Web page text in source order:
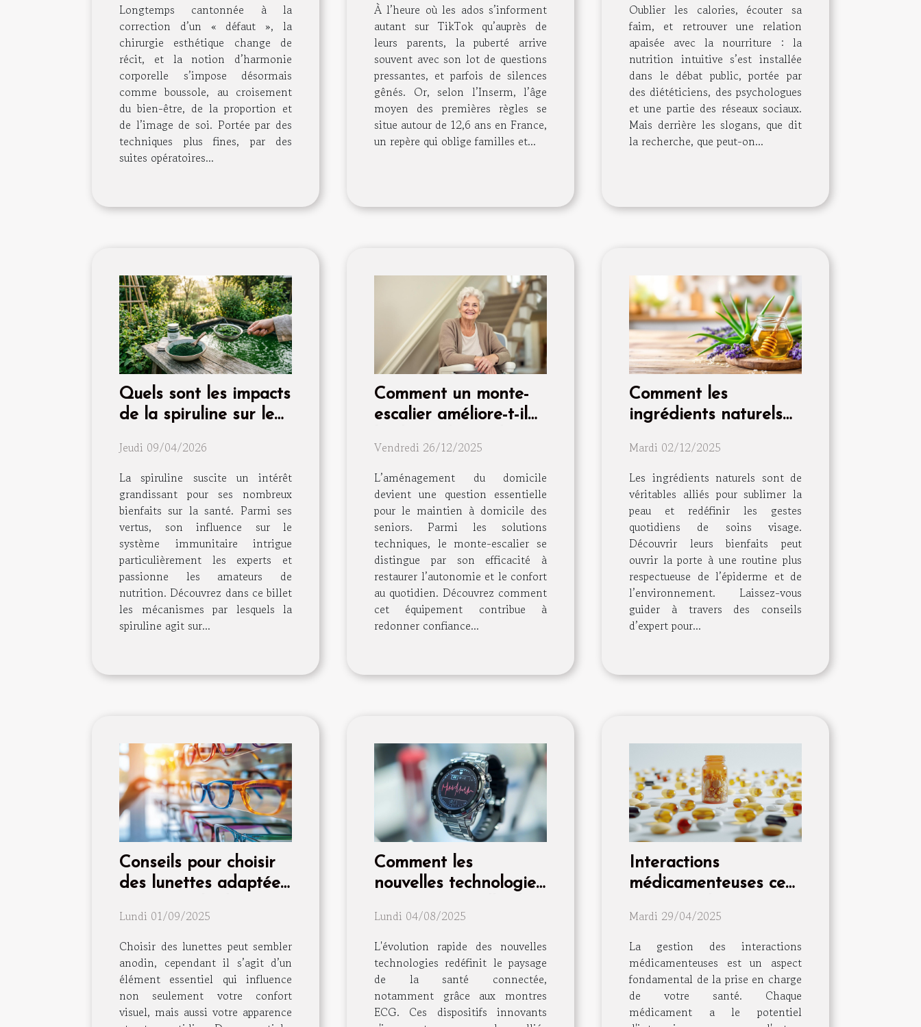
Longtemps cantonnée à la
correction d’un « défaut », la
chirurgie esthétique change de
récit, et la notion d’harmonie
corporelle s’impose désormais
comme boussole, au croisement
du bien-être, de la proportion et
de l’image de soi. Portée par des
techniques plus fines, par des
suites opératoires...
À l’heure où les ados s’informent
autant sur TikTok qu’auprès de
leurs parents, la puberté arrive
souvent avec son lot de questions
pressantes, et parfois de silences
gênés. Or, selon l’Inserm, l’âge
moyen des premières règles se
situe autour de 12,6 ans en France,
un repère qui oblige familles et...
Oublier les calories, écouter sa
faim, et retrouver une relation
apaisée avec la nourriture : la
nutrition intuitive s’est installée
dans le débat public, portée par
des diététiciens, des psychologues
et une partie des réseaux sociaux.
Mais derrière les slogans, que dit
la recherche, que peut-on...
Quels sont les impacts
de la spiruline sur le
Jeudi 09/04/2026
La spiruline suscite un intérêt
grandissant pour ses nombreux
bienfaits sur la santé. Parmi ses
vertus, son influence sur le
système immunitaire intrigue
particulièrement les experts et
passionne les amateurs de
nutrition. Découvrez dans ce billet
les mécanismes par lesquels la
spiruline agit sur...
Comment un monte-
escalier améliore-t-il
seniors ?
Vendredi 26/12/2025
L’aménagement du domicile
devient une question essentielle
pour le maintien à domicile des
seniors. Parmi les solutions
techniques, le monte-escalier se
distingue par son efficacité à
restaurer l’autonomie et le confort
au quotidien. Découvrez comment
cet équipement contribue à
redonner confiance...
Comment les
ingrédients naturels
votre routine de soins
visage
Mardi 02/12/2025
Les ingrédients naturels sont de
véritables alliés pour sublimer la
peau et redéfinir les gestes
quotidiens de soins visage.
Découvrir leurs bienfaits peut
ouvrir la porte à une routine plus
respectueuse de l’épiderme et de
l’environnement. Laissez-vous
guider à travers des conseils
d’expert pour...
Conseils pour choisir
des lunettes adaptées
Lundi 01/09/2025
Choisir des lunettes peut sembler
anodin, cependant il s’agit d’un
élément essentiel qui influence
non seulement votre confort
visuel, mais aussi votre apparence
Comment les
nouvelles technologies
montres ECG en outils
de santé essentiels ?
Lundi 04/08/2025
L'évolution rapide des nouvelles
technologies redéfinit le paysage
de la santé connectée,
notamment grâce aux montres
ECG. Ces dispositifs innovants
Interactions
médicamenteuses ce
pour votre bien-être
quotidien
Mardi 29/04/2025
La gestion des interactions
médicamenteuses est un aspect
fondamental de la prise en charge
de votre santé. Chaque
médicament a le potentiel